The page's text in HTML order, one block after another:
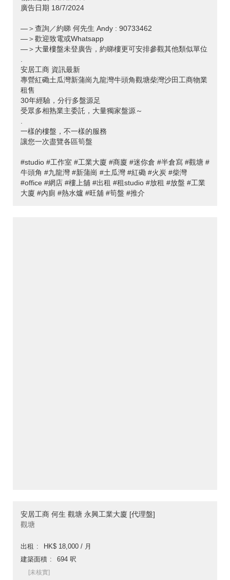
廣告日期 18/7/2024
—＞查詢／約睇 何先生 Andy : 90733462
—＞歡迎致電或Whatsapp
—＞大量樓盤未登廣告，約睇樓更可安排參觀其他類似單位
.
安居工商 資訊最新
專營紅磡土瓜灣新蒲崗九龍灣牛頭角觀塘柴灣沙田工商物業
租售
30年經驗，分行多盤源足
受眾多相熟業主委託，大量獨家盤源～
.
一樣的樓盤，不一樣的服務
讓您一次盡覽各區筍盤
#studio #工作室 #工業大廈 #商廈 #迷你倉 #半倉寫 #觀塘 #
牛頭角 #九龍灣 #新蒲崗 #土瓜灣 #紅磡 #火炭 #柴灣
#office #網店 #樓上舖 #出租 #租studio #放租 #放盤 #工業
大廈 #內廁 #熱水爐 #旺舖 #筍盤 #推介
安居工商 何生 觀塘 永興工業大廈 [代理盤]
觀塘
出租
HK$ 18,000 / 月
建築面積
694 呎
[未核實]